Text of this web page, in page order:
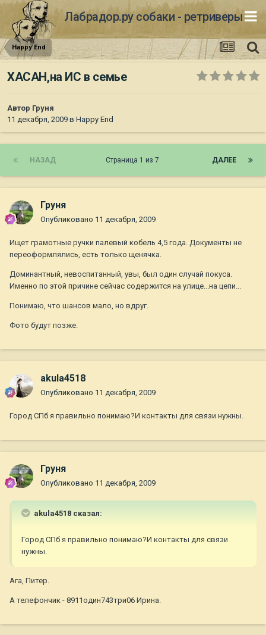
Лабрадор.ру собаки - ретриверы
Happy End
ХАСАН,на ИС в семье
Автор Груня
11 декабря, 2009 в Happy End
НАЗАД ДАЛЕЕ
Страница 1 из 7
Груня
Опубликовано 11 декабря, 2009
Ищет грамотные ручки палевый кобель 4,5 года. Документы не
переоформлялись, есть только щенячка.
Доминантный, невоспитанный, увы, был один случай покуса.
Именно по этой причине сейчас содержится на улице...на цепи...
Понимаю, что шансов мало, но вдруг.
Фото будут позже.
akula4518
Опубликовано 11 декабря, 2009
Город СПб я правильно понимаю?И контакты для связи нужны.
Груня
Опубликовано 11 декабря, 2009
akula4518 сказал:
Город СПб я правильно понимаю?И контакты для связи
нужны.
Ага, Питер.
А телефончик - 8911один743три06 Ирина.